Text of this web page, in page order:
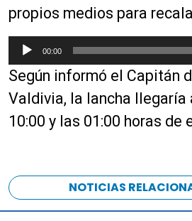
propios medios para
e
p
r
o
d
t
o
r
00:00
Según informó el Capitán
Valdivia, la lancha llegaría
10:00 y las 01:00 horas de
NOTICIAS